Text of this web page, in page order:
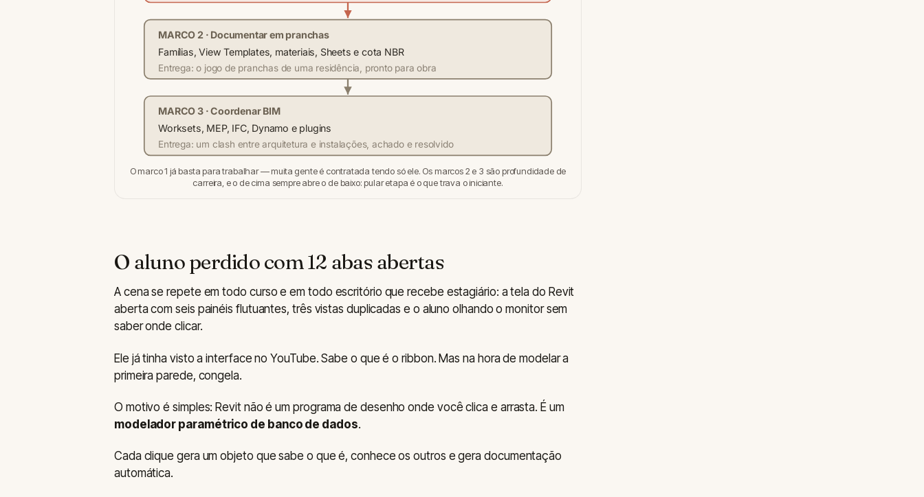
MARCO 2 · Documentar em pranchas
Famílias, View Templates, materiais, Sheets e cota NBR
Entrega: o jogo de pranchas de uma residência, pronto para obra
MARCO 3 · Coordenar BIM
Worksets, MEP, IFC, Dynamo e plugins
Entrega: um clash entre arquitetura e instalações, achado e resolvido
O marco 1 já basta para trabalhar — muita gente é contratada tendo só ele. Os marcos 2 e 3 são profundidade de
carreira, e o de cima sempre abre o de baixo: pular etapa é o que trava o iniciante.
O aluno perdido com 12 abas abertas
A cena se repete em todo curso e em todo escritório que recebe estagiário: a tela do Revit
aberta com seis painéis flutuantes, três vistas duplicadas e o aluno olhando o monitor sem
saber onde clicar.
Ele já tinha visto a interface no YouTube. Sabe o que é o ribbon. Mas na hora de modelar a
primeira parede, congela.
O motivo é simples: Revit não é um programa de desenho onde você clica e arrasta. É um
modelador paramétrico de banco de dados.
Cada clique gera um objeto que sabe o que é, conhece os outros e gera documentação
automática.